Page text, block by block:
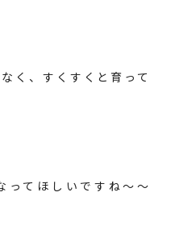
く、すくすくと育って
ってほしいですね～～